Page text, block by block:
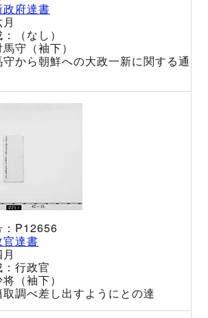
政府達書
（なし）
守（袖下）
守から朝鮮への大政一新に関する通
P12656
官達書
月
行政官
（袖下）
取調べ差し出すようにとの達